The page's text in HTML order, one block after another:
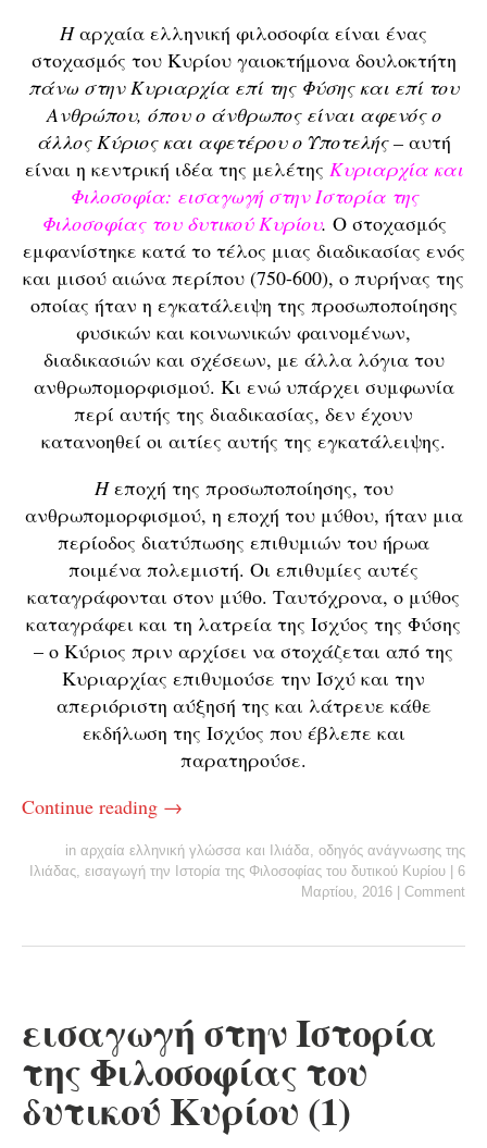
Ηαρχαία ελληνική φιλοσοφία είναι ένας
στοχασμός του Κυρίου γαιοκτήμονα δουλοκτήτη
πάνω στην Κυριαρχία επί της Φύσης και επί του
Ανθρώπου, όπου ο άνθρωπος είναι αφενός ο
άλλος Κύριος και αφετέρου ο Υποτελής – αυτή
είναι η κεντρική ιδέα της μελέτης Κυριαρχία και
Φιλοσοφία: εισαγωγή στην Ιστορία της
Φιλοσοφίας του δυτικού Κυρίου. Ο στοχασμός
εμφανίστηκε κατά το τέλος μιας διαδικασίας ενός
και μισού αιώνα περίπου (750-600), ο πυρήνας της
οποίας ήταν η εγκατάλειψη της προσωποποίησης
φυσικών και κοινωνικών φαινομένων,
διαδικασιών και σχέσεων, με άλλα λόγια του
ανθρωπομορφισμού. Κι ενώ υπάρχει συμφωνία
περί αυτής της διαδικασίας, δεν έχουν
κατανοηθεί οι αιτίες αυτής της εγκατάλειψης.
Ηεποχή της προσωποποίησης, του
ανθρωπομορφισμού, η εποχή του μύθου, ήταν μια
περίοδος διατύπωσης επιθυμιών του ήρωα
ποιμένα πολεμιστή. Οι επιθυμίες αυτές
καταγράφονται στον μύθο. Ταυτόχρονα, ο μύθος
καταγράφει και τη λατρεία της Ισχύος της Φύσης
– ο Κύριος πριν αρχίσει να στοχάζεται από της
Κυριαρχίας επιθυμούσε την Ισχύ και την
απεριόριστη αύξησή της και λάτρευε κάθε
εκδήλωση της Ισχύος που έβλεπε και
παρατηρούσε.
Continue reading →
in αρχαία ελληνική γλώσσα και Ιλιάδα, οδηγός ανάγνωσης της
Ιλιάδας, εισαγωγή την Ιστορία της Φιλοσοφίας του δυτικού Κυρίου
6
Μαρτίου, 2016
Comment
εισαγωγή στην Ιστορία
της Φιλοσοφίας του
δυτικού Κυρίου (1)